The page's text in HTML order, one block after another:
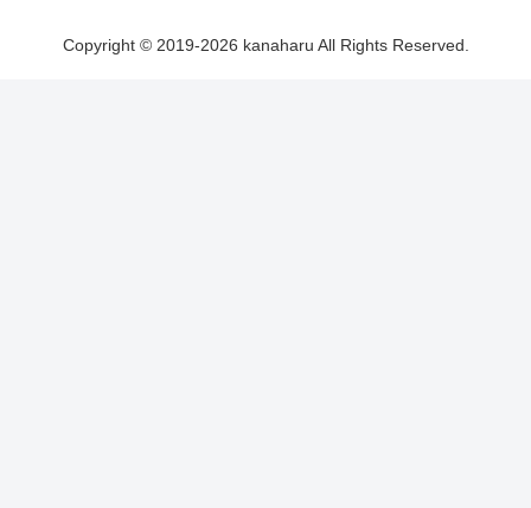
Copyright © 2019-2026 kanaharu All Rights Reserved.